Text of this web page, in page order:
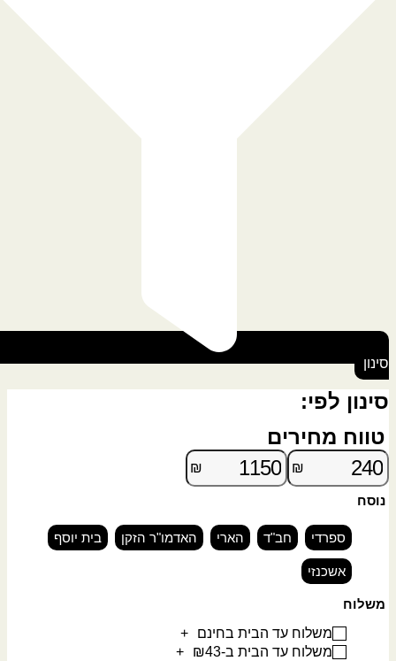
סינון
סינון לפי:
טווח מחירים
₪
₪
נוסח
ספרדי חב"ד הארי האדמו"ר הזקן בית יוסף
אשכנזי
משלוח
משלוח עד הבית בחינם
+
משלוח עד הבית ב-₪43
+